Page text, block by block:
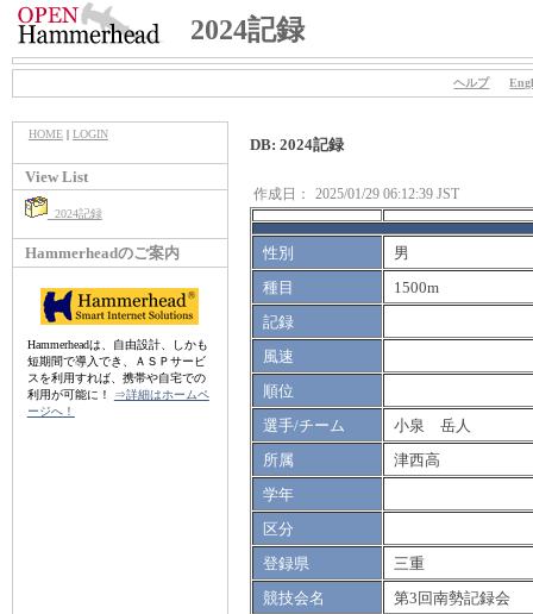
2024記録
ヘルプ
HOME| LOGIN
View List
2024記録
Hammerheadのご案内
Hammerheadは、自由設計、しかも
短期間で導入でき、ＡＳＰサービ
スを利用すれば、携帯や自宅での
利用が可能に！
⇒詳細はホームペ
ージへ！
DB: 2024記録
作成日： 2025/01/29 06:12:39 JST
性別
男
種目
1500m
記録
風速
順位
選手/チーム
小泉 岳人
所属
津西高
学年
区分
登録県
三重
競技会名
第3回南勢記録会